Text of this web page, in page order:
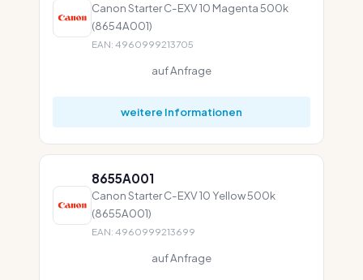
Canon Starter C-EXV 10 Magenta 500k
(8654A001)
EAN: 4960999213705
auf Anfrage
weitere Informationen
8655A001
Canon Starter C-EXV 10 Yellow 500k
(8655A001)
EAN: 4960999213699
auf Anfrage